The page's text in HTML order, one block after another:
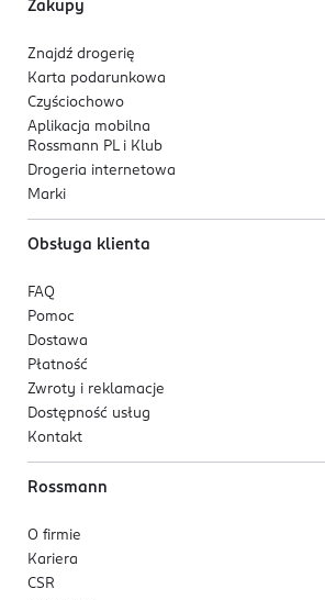
Przebadany pod kontrolą
Zakupy
Znajdź drogerię
Karta podarunkowa
Czyściochowo
Aplikacja mobilna
Rossmann PL i Klub
Drogeria internetowa
Marki
Obsługa klienta
FAQ
Pomoc
Dostawa
Płatność
Zwroty i reklamacje
Dostępność usług
Kontakt
Rossmann
O firmie
Kariera
CSR